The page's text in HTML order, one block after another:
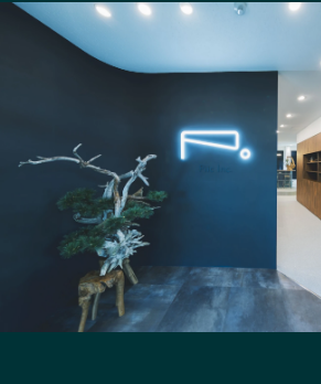
静岡エリア
三重エリア
滋賀エ
大阪市
堺・泉州
河内エリア
兵庫エ
奈良エリア
和歌山
鳥取エリア
島根エ
岡山エリア
広島エリア
山口エリア
徳島エ
香川エリア
愛媛エ